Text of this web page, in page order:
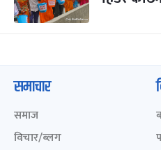
समाचार
समाज
विचार/ब्लग